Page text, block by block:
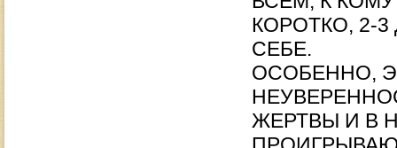
КОРОТКО, 2-
СЕБЕ.
ОСОБЕННО,
ЖЕРТВЫ И В